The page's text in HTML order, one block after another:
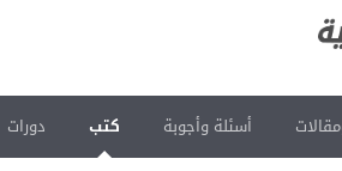
أسئلة وأجوبة كتب دورات